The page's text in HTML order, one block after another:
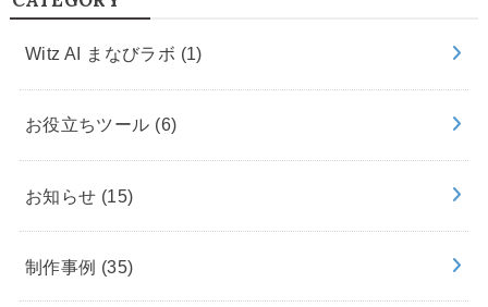
Witz AI まなびラボ (1)
お役立ちツール (6)
お知らせ (15)
制作事例 (35)